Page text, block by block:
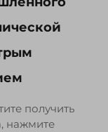
получить
нажмите